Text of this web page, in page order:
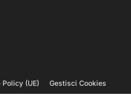
Policy (UE) Gestisci Cookies